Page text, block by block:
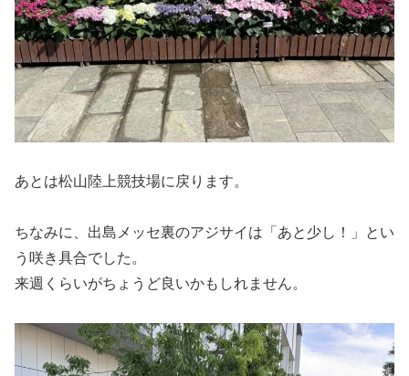
あとは松山陸上競技場に戻ります。
ちなみに、出島メッセ裏のアジサイは「あと少し！」とい
う咲き具合でした。
来週くらいがちょうど良いかもしれません。